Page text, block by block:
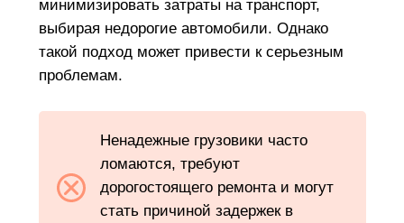
минимизировать затраты на транспорт,
выбирая недорогие автомобили. Однако
такой подход может привести к серьезным
проблемам.
Ненадежные грузовики часто
ломаются, требуют
дорогостоящего ремонта и могут
стать причиной задержек в